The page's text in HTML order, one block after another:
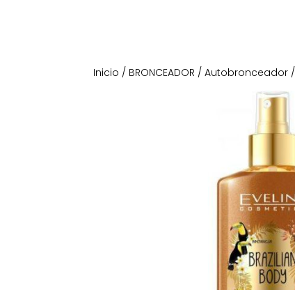
Inicio / BRONCEADOR /Autobronceador